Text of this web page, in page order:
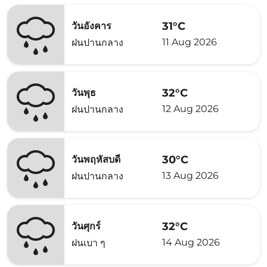
วันอังคาร
ฝนปานกลาง
31°C
11 Aug 2026
วันพุธ
ฝนปานกลาง
32°C
12 Aug 2026
วันพฤหัสบดี
ฝนปานกลาง
30°C
13 Aug 2026
วันศุกร์
ฝนเบา ๆ
32°C
14 Aug 2026